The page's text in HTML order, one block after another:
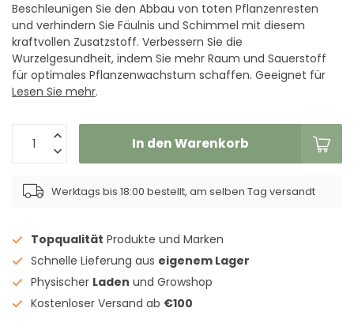
Beschleunigen Sie den Abbau von toten Pflanzenresten
und verhindern Sie Fäulnis und Schimmel mit diesem
kraftvollen Zusatzstoff. Verbessern Sie die
Wurzelgesundheit, indem Sie mehr Raum und Sauerstoff
für optimales Pflanzenwachstum schaffen. Geeignet für
Lesen Sie mehr.
In den Warenkorb
Werktags bis 18:00 bestellt, am selben Tag versandt
Topqualität Produkte und Marken
Schnelle Lieferung aus eigenem Lager
Physischer Laden und Growshop
Kostenloser Versand ab €100